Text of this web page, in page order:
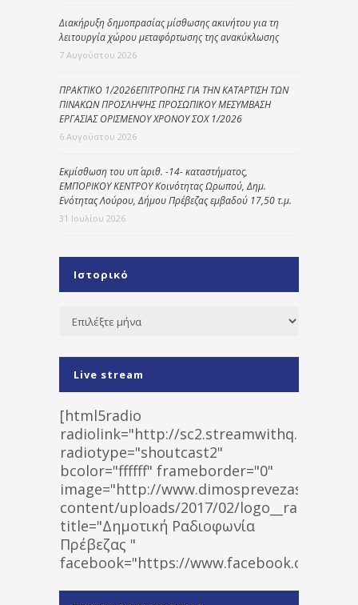
Διακήρυξη δημοπρασίας μίσθωσης ακινήτου για τη
λειτουργία χώρου μεταφόρτωσης της ανακύκλωσης
7 Αυγούστου 2026
ΠΡΑΚΤΙΚΟ 1/2026ΕΠΙΤΡΟΠΗΣ ΓΙΑ ΤΗΝ ΚΑΤΑΡΤΙΣΗ ΤΩΝ
ΠΙΝΑΚΩΝ ΠΡΟΣΛΗΨΗΣ ΠΡΟΣΩΠΙΚΟΥ ΜΕΣΥΜΒΑΣΗ
ΕΡΓΑΣΙΑΣ ΟΡΙΣΜΕΝΟΥ ΧΡΟΝΟΥ ΣΟΧ 1/2026
6 Αυγούστου 2026
Εκμίσθωση του υπ΄ αριθ. -14- καταστήματος,
ΕΜΠΟΡΙΚΟΥ ΚΕΝΤΡΟΥ Κοινότητας Ωρωπού, Δημ.
Ενότητας Λούρου, Δήμου Πρέβεζας εμβαδού 17,50 τ.μ.
31 Ιουλίου 2026
Ιστορικό
Ιστορικό
Live stream
[html5radio
radiolink="http://
radiotype="shoutcast2"
bcolor="ffffff" frameborder="0"
image="http://www.dimosprevezas.gr/wp-
content/uploads/2017/02/
title="Δημοτική Ραδιοφωνία
Πρέβεζας "
facebook="https://www.facebook.com/